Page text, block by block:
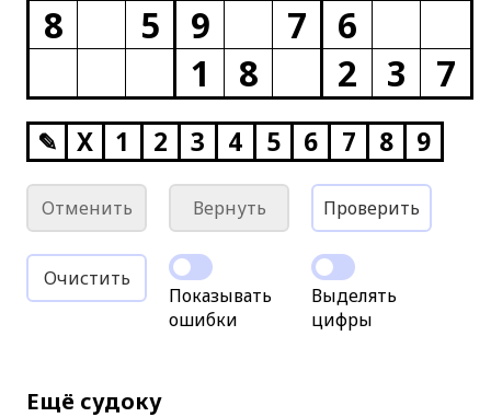
8
5 9 7
6
1
8 2 3 7
✎ X 1 2 3 4 5 6 7 8 9
Отменить Вернуть Проверить
Очистить
Показывать
ошибки
Выделять
цифры
Ещё судоку